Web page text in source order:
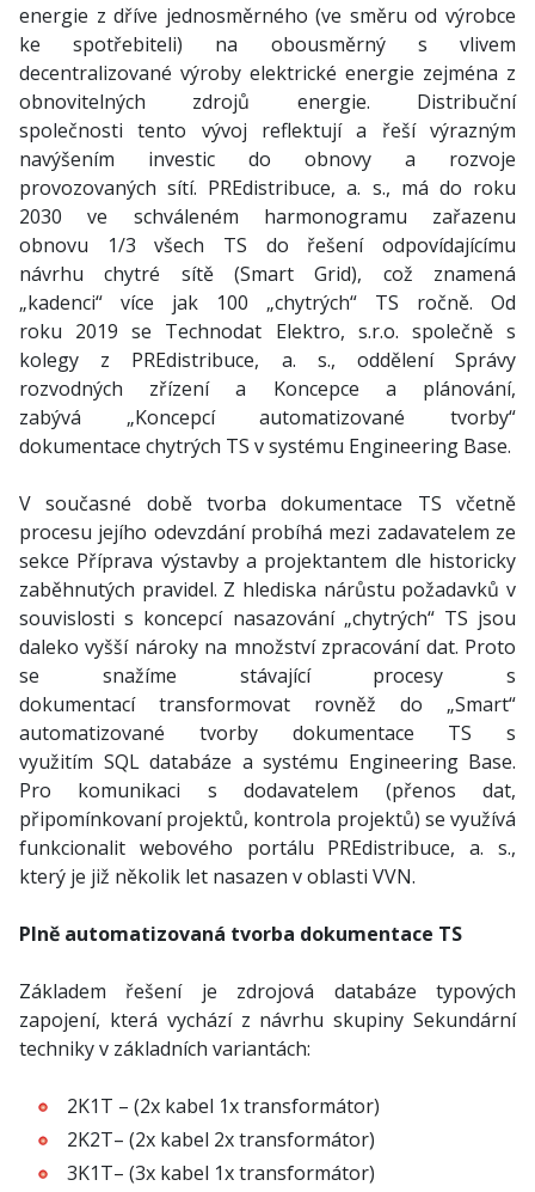
energie z dříve jednosměrného (ve směru od výrobce
ke spotřebiteli) na obousměrný s vlivem
decentralizované výroby elektrické energie zejména z
obnovitelných zdrojů energie. Distribuční
společnosti tento vývoj reflektují a řeší výrazným
navýšením investic do obnovy a rozvoje
provozovaných sítí. PREdistribuce, a. s., má do roku
2030 ve schváleném harmonogramu zařazenu
obnovu 1/3 všech TS do řešení odpovídajícímu
návrhu chytré sítě (Smart Grid), což znamená
„kadenci“ více jak 100 „chytrých“ TS ročně. Od
roku 2019 se Technodat Elektro, s.r.o. společně s
kolegy z PREdistribuce, a. s., oddělení Správy
rozvodných zřízení a Koncepce a plánování,
zabývá „Koncepcí automatizované tvorby“
dokumentace chytrých TS v systému Engineering Base.
V současné době tvorba dokumentace TS včetně
procesu jejího odevzdání probíhá mezi zadavatelem ze
sekce Příprava výstavby a projektantem dle historicky
zaběhnutých pravidel. Z hlediska nárůstu požadavků v
souvislosti s koncepcí nasazování „chytrých“ TS jsou
daleko vyšší nároky na množství zpracování dat. Proto
se snažíme stávající procesy s
dokumentací transformovat rovněž do „Smart“
automatizované tvorby dokumentace TS s
využitím SQL databáze a systému Engineering Base.
Pro komunikaci s dodavatelem (přenos dat,
připomínkovaní projektů, kontrola projektů) se využívá
funkcionalit webového portálu PREdistribuce, a. s.,
který je již několik let nasazen v oblasti VVN.
Plně automatizovaná tvorba dokumentace TS
Základem řešení je zdrojová databáze typových
zapojení, která vychází z návrhu skupiny Sekundární
techniky v základních variantách:
2K1T – (2x kabel 1x transformátor)
2K2T– (2x kabel 2x transformátor)
3K1T– (3x kabel 1x transformátor)